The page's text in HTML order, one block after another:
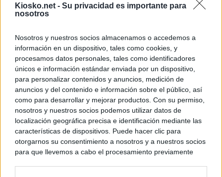
Kiosko.net - Su privacidad es importante para
nosotros
Nosotros y nuestros socios almacenamos o accedemos a
información en un dispositivo, tales como cookies, y
procesamos datos personales, tales como identificadores
únicos e información estándar enviada por un dispositivo,
para personalizar contenidos y anuncios, medición de
anuncios y del contenido e información sobre el público, así
como para desarrollar y mejorar productos. Con su permiso,
nosotros y nuestros socios podemos utilizar datos de
localización geográfica precisa e identificación mediante las
características de dispositivos. Puede hacer clic para
otorgarnos su consentimiento a nosotros y a nuestros socios
para que llevemos a cabo el procesamiento previamente